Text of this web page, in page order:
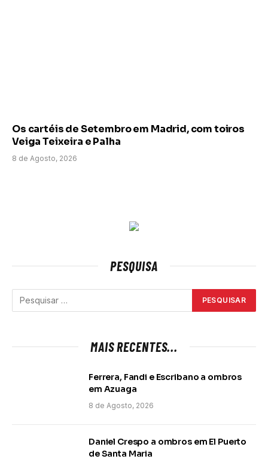
Os cartéis de Setembro em Madrid, com toiros
Veiga Teixeira e Palha
8 de Agosto, 2026
PESQUISA
MAIS RECENTES...
Ferrera, Fandi e Escribano a ombros
em Azuaga
8 de Agosto, 2026
Daniel Crespo a ombros em El Puerto
de Santa Maria